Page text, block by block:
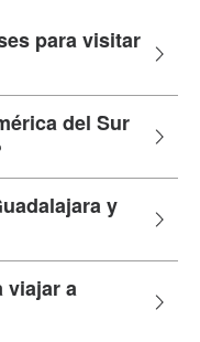
para visitar
del Sur
y
viajar a